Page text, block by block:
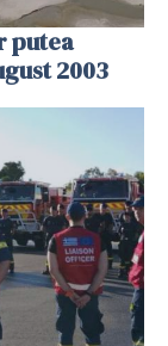
putea
2003